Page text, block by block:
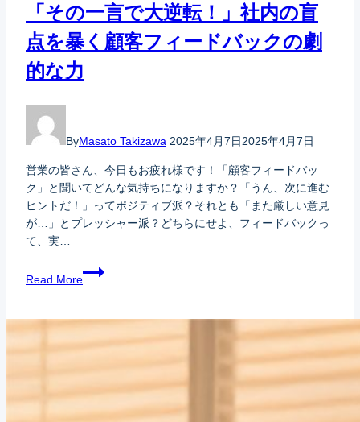
「その一言で大逆転！」社内の盲
点を暴く顧客フィードバックの劇
的な力
ByMasato Takizawa 2025年4月7日2025年4月7日
営業の皆さん、今日もお疲れ様です！「顧客フィードバッ
ク」と聞いてどんな気持ちになりますか？「うん、次に進む
ヒントだ！」ってポジティブ派？それとも「また厳しい意見
が…」とプレッシャー派？どちらにせよ、フィードバックっ
て、実…
Read More